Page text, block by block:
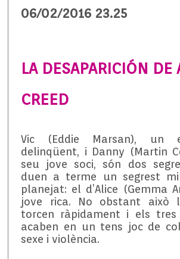
06/02/2016 23.25
LA DESAPARICIÓN DE
CREED
Vic (Eddie Marsan), un
delinqüent, i Danny (Martin
seu jove soci, són dos
duen a terme un segrest
planejat: el d’Alice (Gemma
jove rica. No obstant això
torcen ràpidament i els tres
acaben en un tens joc de
sexe i violència.